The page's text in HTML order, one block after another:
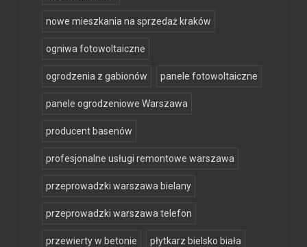
nowe mieszkania na sprzedaż kraków
ogniwa fotowoltaiczne
ogrodzenia z gabionów panele fotowoltaiczne
panele ogrodzeniowe Warszawa
producent basenów
profesjonalne usługi remontowe warszawa
przeprowadzki warszawa bielany
przeprowadzki warszawa telefon
przewierty w betonie płytkarz bielsko biała